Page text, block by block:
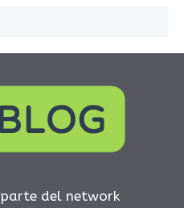
del network